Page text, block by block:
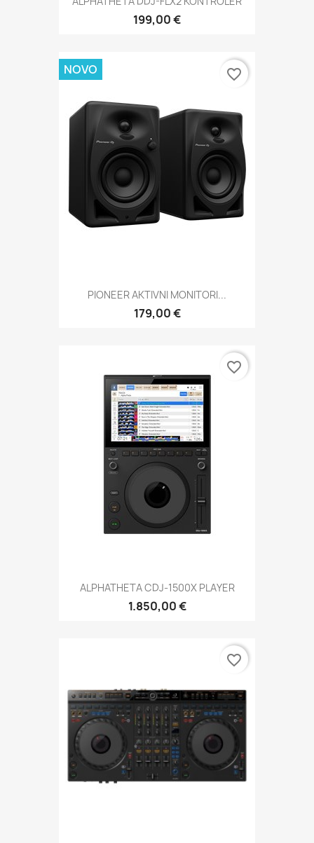
199,00 €
PIONEER AKTIVNI MONITORI...
179,00 €
NOVO favorite_border
ALPHATHETA CDJ-1500X PLAYER
1.850,00 €
favorite_border
favorite_border